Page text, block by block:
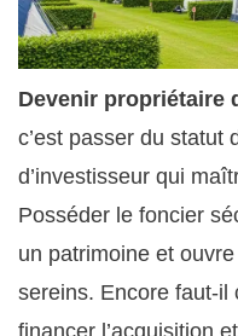
Devenir propriétaire
c’est passer du statut
d’investisseur qui
Posséder le foncier
un patrimoine et
sereins. Encore faut-il
financer l’acquisition